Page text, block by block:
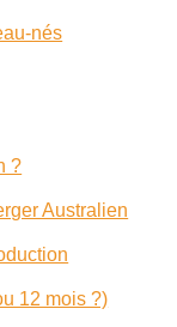
nés
?
Australien
12 mois ?)